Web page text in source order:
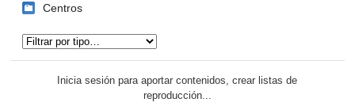
Centros
Inicia sesión para aportar contenidos, crear listas de
reproducción...